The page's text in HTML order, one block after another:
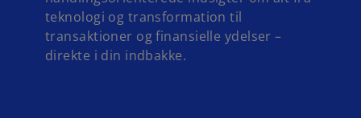
teknologi og transformation til
transaktioner og finansielle ydelser –
direkte i din indbakke.